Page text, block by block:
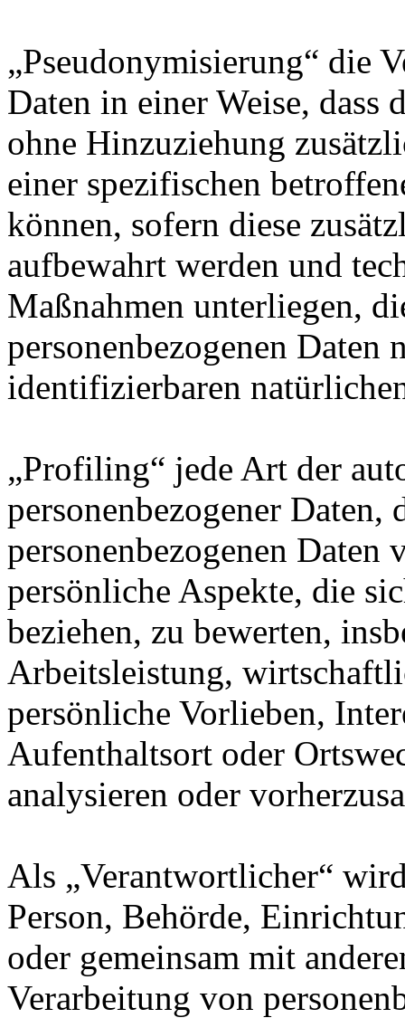
„Pseudonymisierung“ die
Daten in einer Weise, dass
ohne Hinzuziehung
einer spezifischen
können, sofern diese
aufbewahrt werden und
Maßnahmen unterliegen,
personenbezogenen
identifizierbaren
„Profiling“ jede Art der
personenbezogener Daten,
personenbezogenen Daten
persönliche Aspekte, die
beziehen, zu bewerten,
Arbeitsleistung,
persönliche Vorlieben,
Aufenthaltsort oder
analysieren oder
Als „Verantwortlicher“
Person, Behörde,
oder gemeinsam mit
Verarbeitung von